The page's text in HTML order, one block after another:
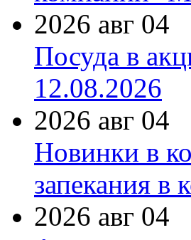
2026 авг 04
Посуда в
12.08.2026
2026 авг 04
Новинки в
запекания
2026 авг 04